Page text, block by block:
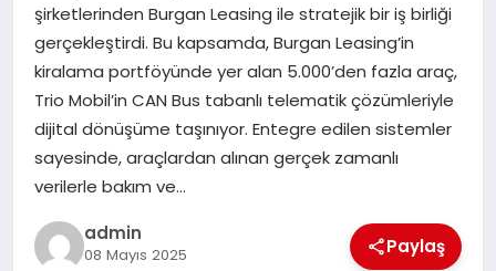
SIYASET
SPOR
TEKNOLOJI
YAŞAM
şirketlerinden Burgan Leasing ile stratejik bir iş birliği
gerçekleştirdi. Bu kapsamda, Burgan Leasing’in
kiralama portföyünde yer alan 5.000’den fazla araç,
Trio Mobil’in CAN Bus tabanlı telematik çözümleriyle
dijital dönüşüme taşınıyor. Entegre edilen sistemler
sayesinde, araçlardan alınan gerçek zamanlı
verilerle bakım ve…
admin
08 Mayıs 2025 Paylaş